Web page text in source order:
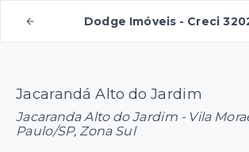
Dodge Imóveis - Creci
Jacarandá Alto do Jardim
Jacaranda Alto do Jardim - Vila
Paulo/SP, Zona Sul